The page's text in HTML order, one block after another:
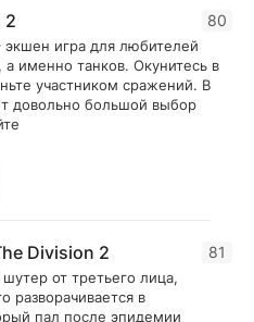
80
2
экшен игра для любителей
а именно танков. Окунитесь в
участником сражений. В
довольно большой выбор
81
Division 2
от третьего лица,
разворачивается в
пал после эпидемии